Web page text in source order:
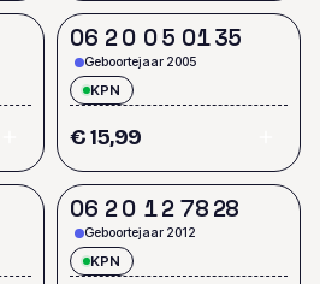
06 20 05 0135
Geboortejaar 2005
KPN
€ 15,99
06 20 12 78 28
Geboortejaar 2012
KPN